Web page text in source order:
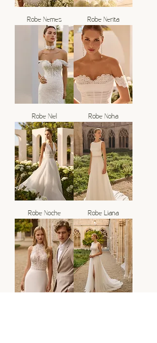
Robe Nemes Robe Nerita
Robe Niel Robe Noha
Robe Noche Robe Liana